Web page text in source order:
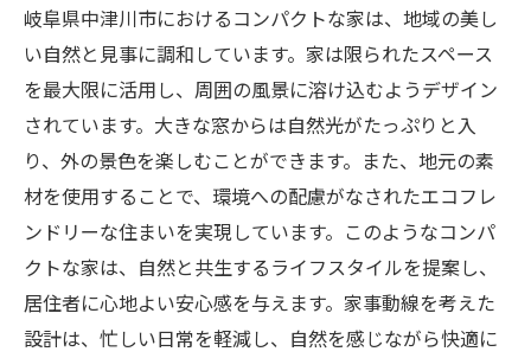
岐阜県中津川市におけるコンパクトな家は、地域の美し
い自然と見事に調和しています。家は限られたスペース
を最大限に活用し、周囲の風景に溶け込むようデザイン
されています。大きな窓からは自然光がたっぷりと入
り、外の景色を楽しむことができます。また、地元の素
材を使用することで、環境への配慮がなされたエコフレ
ンドリーな住まいを実現しています。このようなコンパ
クトな家は、自然と共生するライフスタイルを提案し、
居住者に心地よい安心感を与えます。家事動線を考えた
設計は、忙しい日常を軽減し、自然を感じながら快適に